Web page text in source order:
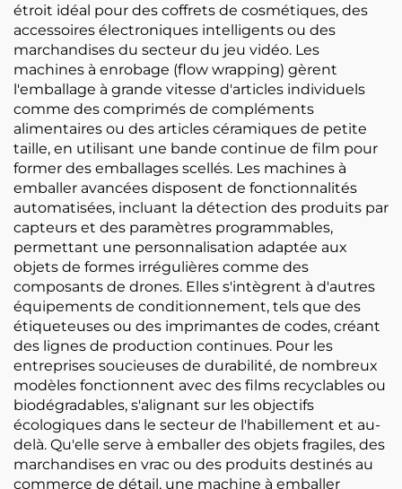
étroit idéal pour des coffrets de cosmétiques, des
accessoires électroniques intelligents ou des
marchandises du secteur du jeu vidéo. Les
machines à enrobage (flow wrapping) gèrent
l'emballage à grande vitesse d'articles individuels
comme des comprimés de compléments
alimentaires ou des articles céramiques de petite
taille, en utilisant une bande continue de film pour
former des emballages scellés. Les machines à
emballer avancées disposent de fonctionnalités
automatisées, incluant la détection des produits par
capteurs et des paramètres programmables,
permettant une personnalisation adaptée aux
objets de formes irrégulières comme des
composants de drones. Elles s'intègrent à d'autres
équipements de conditionnement, tels que des
étiqueteuses ou des imprimantes de codes, créant
des lignes de production continues. Pour les
entreprises soucieuses de durabilité, de nombreux
modèles fonctionnent avec des films recyclables ou
biodégradables, s'alignant sur les objectifs
écologiques dans le secteur de l'habillement et au-
delà. Qu'elle serve à emballer des objets fragiles, des
marchandises en vrac ou des produits destinés au
commerce de détail, une machine à emballer